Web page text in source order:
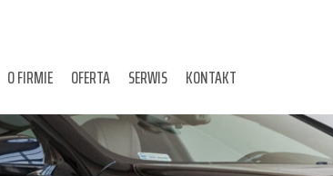
O FIRMIE OFERTA SERWIS KONTAKT